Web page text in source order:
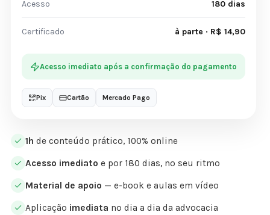
1h de conteúdo prático, 100% online
Acesso imediato e por 180 dias, no seu ritmo
Material de apoio — e-book e aulas em vídeo
Aplicação imediata no dia a dia da advocacia
Acesso 180 dias
Certificado à parte · R$ 14,90
Acesso imediato após a confirmação do pagamento
Pix Cartão Mercado Pago